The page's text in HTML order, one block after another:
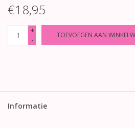
€18,95
+
-
TOEVOEGEN AAN
Informatie